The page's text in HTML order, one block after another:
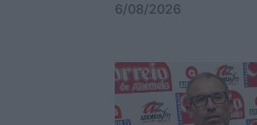
6/08/2026